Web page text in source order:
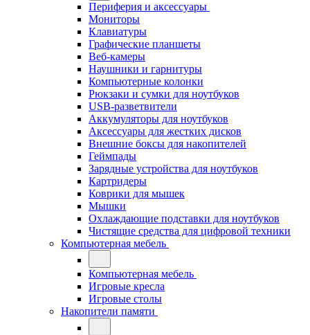
Периферия и аксессуары
Мониторы
Клавиатуры
Графические планшеты
Веб-камеры
Наушники и гарнитуры
Компьютерные колонки
Рюкзаки и сумки для ноутбуков
USB-разветвители
Аккумуляторы для ноутбуков
Аксессуары для жестких дисков
Внешние боксы для накопителей
Геймпады
Зарядные устройства для ноутбуков
Картридеры
Коврики для мышек
Мышки
Охлаждающие подставки для ноутбуков
Чистящие средства для цифровой техники
Компьютерная мебель
Компьютерная мебель
Игровые кресла
Игровые столы
Накопители памяти